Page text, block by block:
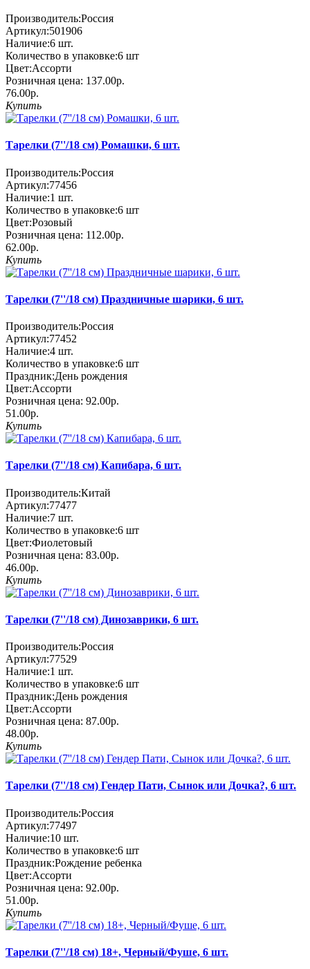
Производитель:Россия
Артикул:501906
Наличие:6 шт.
Количество в упаковке:6 шт
Цвет:Ассорти
Розничная цена: 137.00р.
76.00р.
Купить
Тарелки (7''/18 см) Ромашки, 6 шт.
Производитель:Россия
Артикул:77456
Наличие:1 шт.
Количество в упаковке:6 шт
Цвет:Розовый
Розничная цена: 112.00р.
62.00р.
Купить
Тарелки (7''/18 см) Праздничные шарики, 6 шт.
Производитель:Россия
Артикул:77452
Наличие:4 шт.
Количество в упаковке:6 шт
Праздник:День рождения
Цвет:Ассорти
Розничная цена: 92.00р.
51.00р.
Купить
Тарелки (7''/18 см) Капибара, 6 шт.
Производитель:Китай
Артикул:77477
Наличие:7 шт.
Количество в упаковке:6 шт
Цвет:Фиолетовый
Розничная цена: 83.00р.
46.00р.
Купить
Тарелки (7''/18 см) Динозаврики, 6 шт.
Производитель:Россия
Артикул:77529
Наличие:1 шт.
Количество в упаковке:6 шт
Праздник:День рождения
Цвет:Ассорти
Розничная цена: 87.00р.
48.00р.
Купить
Тарелки (7''/18 см) Гендер Пати, Сынок или Дочка?, 6 шт.
Производитель:Россия
Артикул:77497
Наличие:10 шт.
Количество в упаковке:6 шт
Праздник:Рождение ребенка
Цвет:Ассорти
Розничная цена: 92.00р.
51.00р.
Купить
Тарелки (7''/18 см) 18+, Черный/Фуше, 6 шт.